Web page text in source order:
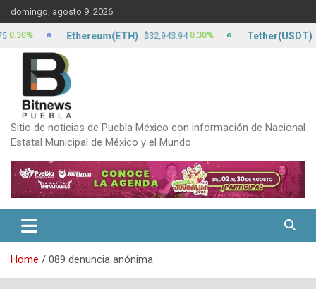
Skip
to
content
domingo, agosto 9, 2026
Sitio de noticias de Puebla México con información de Nacional
Estatal Municipal de México y el Mundo
Home 089 denuncia anónima
Ethereum(ETH) $32,943.94 0.30% Tether(USDT)